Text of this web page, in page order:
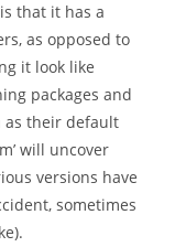
that it has a
as opposed to
it look like
packages and
as their default
will uncover
versions have
sometimes